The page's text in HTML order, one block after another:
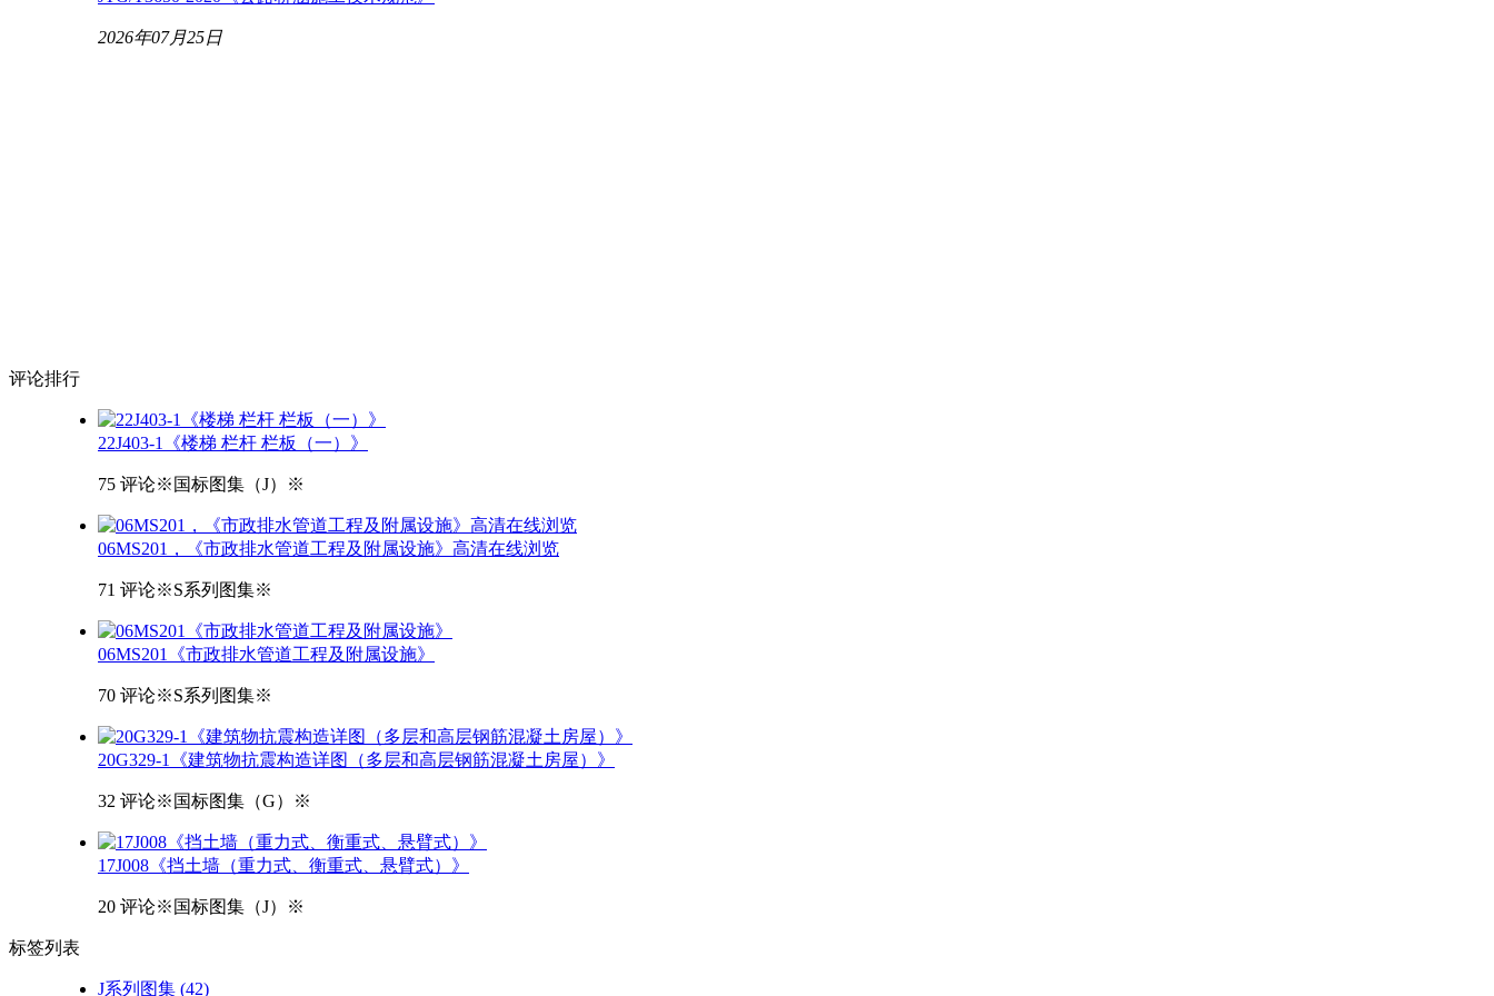
2026年07月25日
评论排行
22J403-1《楼梯 栏杆 栏板（一）》
75 评论※国标图集（J）※
06MS201，《市政排水管道工程及附属设施》高清在线浏览
71 评论※S系列图集※
06MS201《市政排水管道工程及附属设施》
70 评论※S系列图集※
20G329-1《建筑物抗震构造详图（多层和高层钢筋混凝土房屋）》
32 评论※国标图集（G）※
17J008《挡土墙（重力式、衡重式、悬臂式）》
20 评论※国标图集（J）※
标签列表
J系列图集 (42)